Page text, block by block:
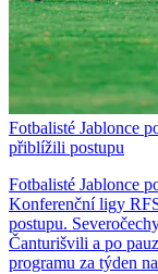
Fotbalisté Jablonce
přiblížili postupu
Fotbalisté Jablonce
Konferenční ligy
postupu.
Čanturišvili a po
programu za týden